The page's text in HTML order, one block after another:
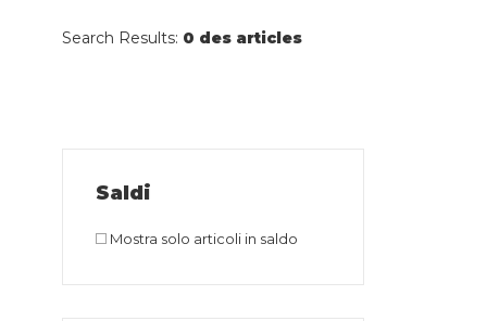
Search Results: 0 des articles
Saldi
Mostra solo articoli in saldo